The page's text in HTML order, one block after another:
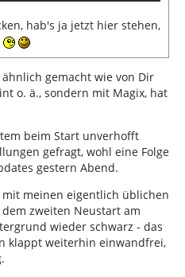
hab's ja jetzt hier stehen,
ähnlich gemacht wie von Dir
o. ä., sondern mit Magix, hat
beim Start unverhofft
gefragt, wohl eine Folge
gestern Abend.
meinen eigentlich üblichen
zweiten Neustart am
wieder schwarz - das
klappt weiterhin einwandfrei,